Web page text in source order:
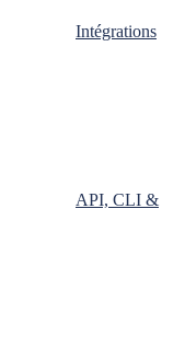
Intégrations
API, CLI &